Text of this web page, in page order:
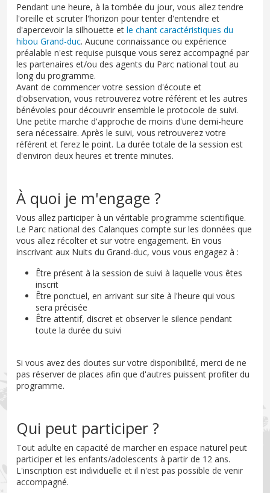
Pendant une heure, à la tombée du jour, vous allez tendre
l'oreille et scruter l'horizon pour tenter d'entendre et
d'apercevoir la silhouette et le chant caractéristiques du
hibou Grand-duc. Aucune connaissance ou expérience
préalable n'est requise puisque vous serez accompagné par
les partenaires et/ou des agents du Parc national tout au
long du programme.
Avant de commencer votre session d'écoute et
d'observation, vous retrouverez votre référent et les autres
bénévoles pour découvrir ensemble le protocole de suivi.
Une petite marche d'approche de moins d'une demi-heure
sera nécessaire. Après le suivi, vous retrouverez votre
référent et ferez le point. La durée totale de la session est
d'environ deux heures et trente minutes.
À quoi je m'engage ?
Vous allez participer à un véritable programme scientifique.
Le Parc national des Calanques compte sur les données que
vous allez récolter et sur votre engagement. En vous
inscrivant aux Nuits du Grand-duc, vous vous engagez à :
Être présent à la session de suivi à laquelle vous êtes
inscrit
Être ponctuel, en arrivant sur site à l'heure qui vous
sera précisée
Être attentif, discret et observer le silence pendant
toute la durée du suivi
Si vous avez des doutes sur votre disponibilité, merci de ne
pas réserver de places afin que d'autres puissent profiter du
programme.
Qui peut participer ?
Tout adulte en capacité de marcher en espace naturel peut
participer et les enfants/adolescents à partir de 12 ans.
L'inscription est individuelle et il n'est pas possible de venir
accompagné.